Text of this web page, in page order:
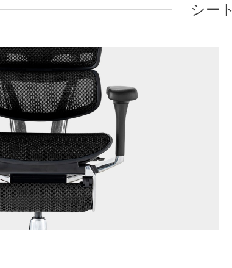
シート